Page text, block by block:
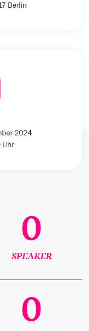
Berlin
2024
Uhr
SPEAKER
0
0